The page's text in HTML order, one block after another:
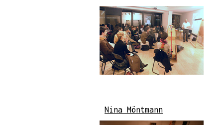
Nina Möntmann